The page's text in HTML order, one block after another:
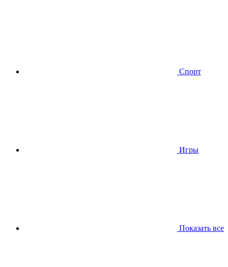
Спорт
Игры
Показать все